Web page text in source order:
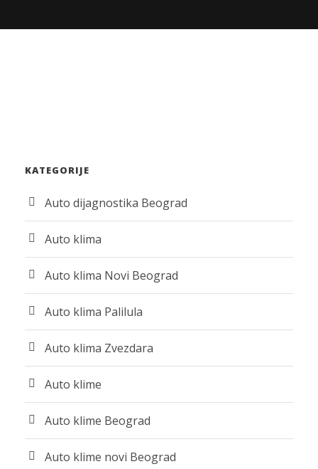
KATEGORIJE
Auto dijagnostika Beograd
Auto klima
Auto klima Novi Beograd
Auto klima Palilula
Auto klima Zvezdara
Auto klime
Auto klime Beograd
Auto klime novi Beograd